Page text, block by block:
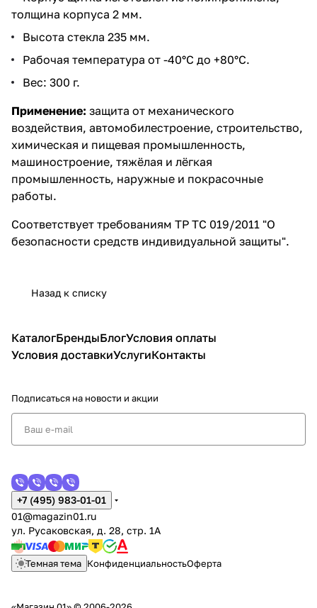
толщина корпуса 2 мм.
Высота стекла 235 мм.
Рабочая температура от -40°С до +80°С.
Вес: 300 г.
Применение: защита от механического
воздействия, автомобилестроение, строительство,
химическая и пищевая промышленность,
машиностроение, тяжёлая и лёгкая
промышленность, наружные и покрасочные
работы.
Соответствует требованиям ТР ТС 019/2011 "О
безопасности средств индивидуальной защиты".
Назад к списку
КаталогБрендыБлогУсловия оплаты
Условия доставкиУслугиКонтакты
Подписаться на новости и акции
+7 (495) 983-01-01
01@magazin01.ru
ул. Русаковская, д. 28, стр. 1А
Темная тема КонфиденциальностьОферта